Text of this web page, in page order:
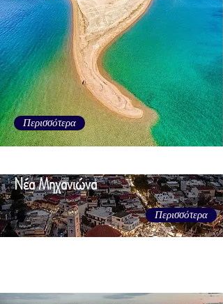
Περισσότερα
Νέα Μηχανιώνα
Περισσότερα